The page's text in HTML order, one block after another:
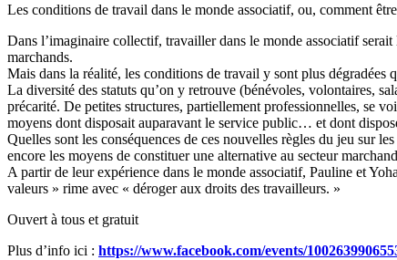
Les conditions de travail dans le monde associatif, ou, comment
Dans l’imaginaire collectif, travailler dans le monde associatif
marchands.
Mais dans la réalité, les conditions de travail y sont plus dégradées
La diversité des statuts qu’on y retrouve (bénévoles, volontaires,
précarité. De petites structures, partiellement professionnelles, se
moyens dont disposait auparavant le service public… et dont
Quelles sont les conséquences de ces nouvelles règles du jeu sur
encore les moyens de constituer une alternative au secteur
A partir de leur expérience dans le monde associatif, Pauline et
valeurs » rime avec « déroger aux droits des travailleurs. »
Ouvert à tous et gratuit
Plus d’info ici : https://www.facebook.com/events/